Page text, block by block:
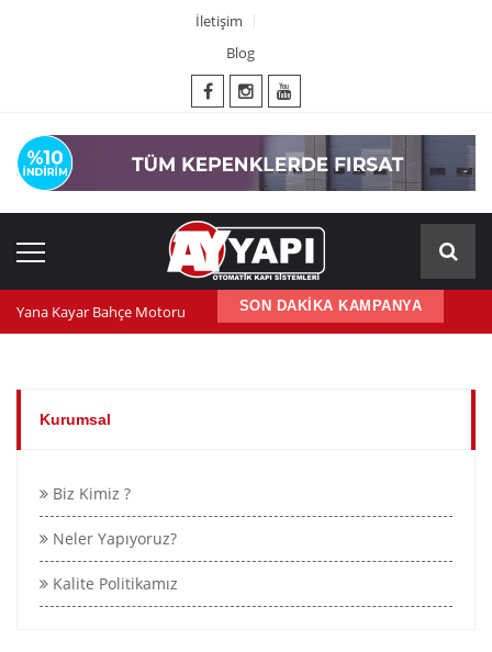
İletişim
Blog
SON DAKİKA KAMPANYA
Yana Kayar Bahçe Motoru
Kurumsal
Biz Kimiz ?
Neler Yapıyoruz?
Kalite Politikamız